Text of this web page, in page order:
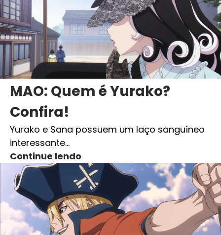
MAO: Quem é Yurako?
Confira!
Yurako e Sana possuem um laço sanguíneo
interessante…
Continue lendo